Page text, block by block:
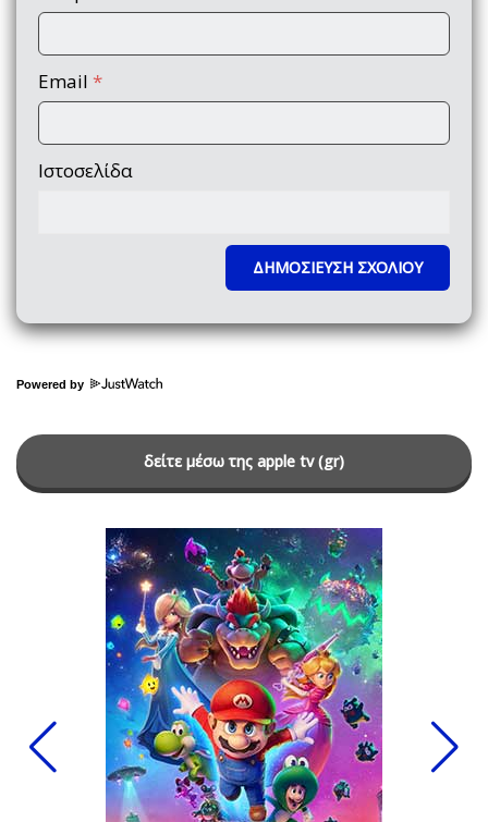
Email *
Ιστοσελίδα
Powered by
δείτε μέσω της apple tv (gr)